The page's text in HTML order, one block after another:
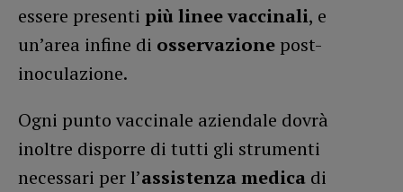
essere presenti più linee vaccinali, e
un’area infine di osservazione post-
inoculazione.
Ogni punto vaccinale aziendale dovrà
inoltre disporre di tutti gli strumenti
necessari per l’assistenza medica di